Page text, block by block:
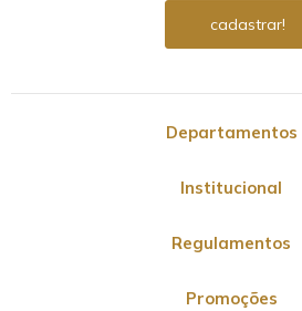
Departamentos
Institucional
Regulamentos
Promoções